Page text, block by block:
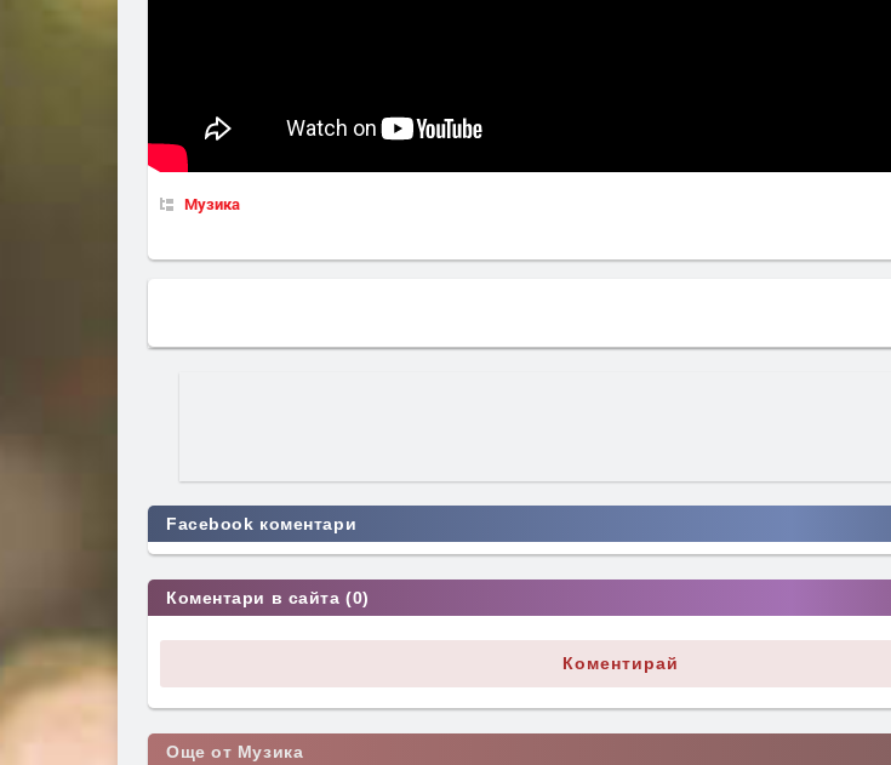
Музика
Facebook коментари
Коментари в сайта (0)
Коментирай
Още от Музика